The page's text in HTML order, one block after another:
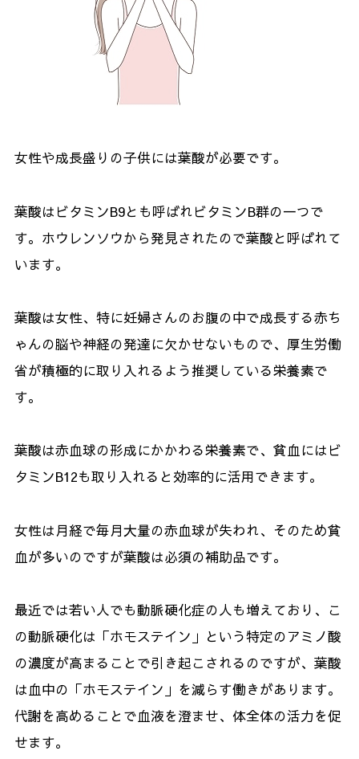
女性や成長盛りの子供には葉酸が必要です。
葉酸はビタミンB9とも呼ばれビタミンB群の一つで
す。ホウレンソウから発見されたので葉酸と呼ばれて
います。
葉酸は女性、特に妊婦さんのお腹の中で成長する赤ち
ゃんの脳や神経の発達に欠かせないもので、厚生労働
省が積極的に取り入れるよう推奨している栄養素で
す。
葉酸は赤血球の形成にかかわる栄養素で、貧血にはビ
タミンB12も取り入れると効率的に活用できます。
女性は月経で毎月大量の赤血球が失われ、そのため貧
血が多いのですが葉酸は必須の補助品です。
最近では若い人でも動脈硬化症の人も増えており、こ
の動脈硬化は「ホモステイン」という特定のアミノ酸
の濃度が高まることで引き起こされるのですが、葉酸
は血中の「ホモステイン」を減らす働きがあります。
代謝を高めることで血液を澄ませ、体全体の活力を促
せます。